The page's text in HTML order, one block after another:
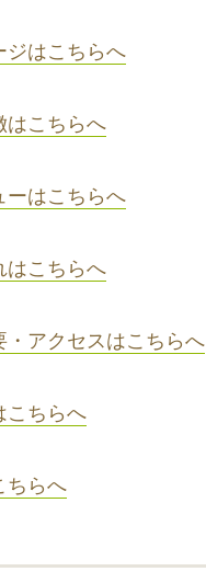
ジはこちらへ
はこちらへ
ーはこちらへ
はこちらへ
・アクセスはこちらへ
こちらへ
ちらへ